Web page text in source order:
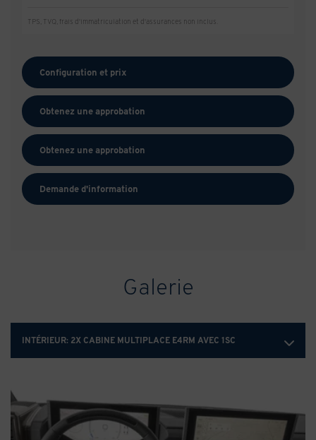
Galerie
INTÉRIEUR: 2X CABINE MULTIPLACE E4RM AVEC 1SC
TPS, TVQ, frais d'immatriculation et d'assurances non inclus.
Configuration et prix
Obtenez une approbation
Obtenez une approbation
Demande d'information